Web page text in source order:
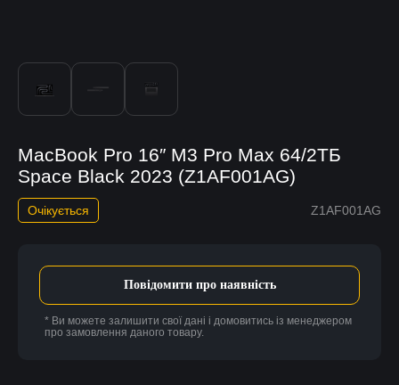
MacBook Pro 16″ M3 Pro Max 64/2ТБ
Space Black 2023 (Z1AF001AG)
Z1AF001AG
Очікується
Повідомити про наявність
* Ви можете залишити свої дані і домовитись із менеджером
про замовлення даного товару.